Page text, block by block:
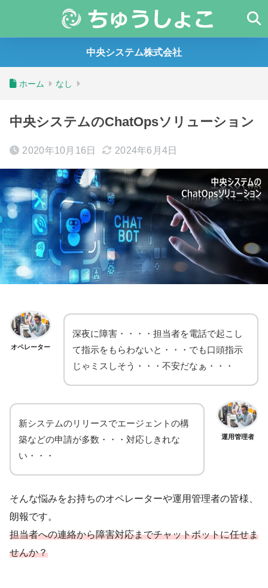
中央システム株式会社
ホーム なし
中央システムのChatOpsソリューション
2020年10月16日 2024年6月4日
オペレーター
深夜に障害・・・・担当者を電話で起こし
て指示をもらわないと・・・でも口頭指示
じゃミスしそう・・・不安だなぁ・・・
運用管理者
新システムのリリースでエージェントの構
築などの申請が多数・・・対応しきれな
い・・・
そんな悩みをお持ちのオペレーターや運用管理者の皆様、
朗報です。
担当者への連絡から障害対応までチャットボットに任せま
せんか？